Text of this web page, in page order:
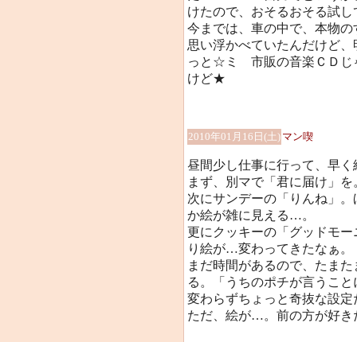
けたので、おそるおそる試
今までは、車の中で、本物
思い浮かべていたんだけど
っと☆ミ 市販の音楽ＣＤじ
けど★
2010年01月16日(土) マン喫
昼間少し仕事に行って、早
まず、別マで「君に届け」
次にサンデーの「りんね」
か絵が雑に見える…。
更にクッキーの「グッドモ
り絵が…変わってきたなぁ。
まだ時間があるので、たま
る。「うちのポチが言うこ
変わらずちょっと奇抜な設
ただ、絵が…。前の方が好き